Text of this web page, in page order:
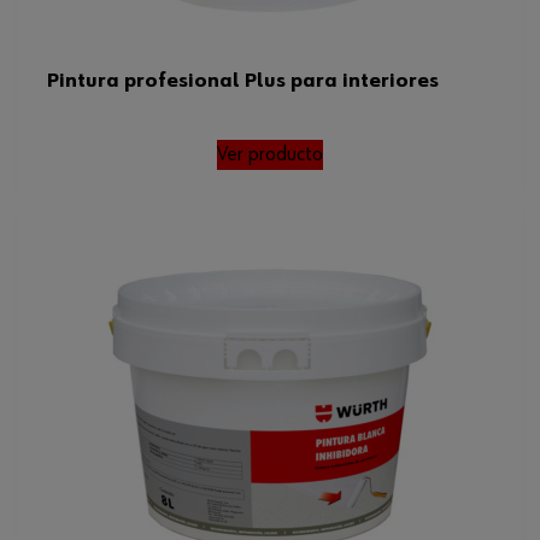
Pintura profesional Plus para interiores
Ver producto